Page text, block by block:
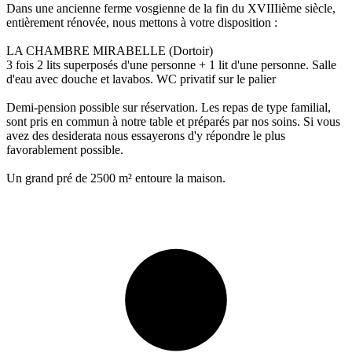
Dans une ancienne ferme vosgienne de la fin du XVIIIième siècle,
entièrement rénovée, nous mettons à votre disposition :
LA CHAMBRE MIRABELLE (Dortoir)
3 fois 2 lits superposés d'une personne + 1 lit d'une personne. Salle
d'eau avec douche et lavabos. WC privatif sur le palier
Demi-pension possible sur réservation. Les repas de type familial,
sont pris en commun à notre table et préparés par nos soins. Si vous
avez des desiderata nous essayerons d'y répondre le plus
favorablement possible.
Un grand pré de 2500 m² entoure la maison.